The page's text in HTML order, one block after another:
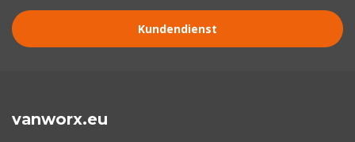
Kundendienst
vanworx.eu